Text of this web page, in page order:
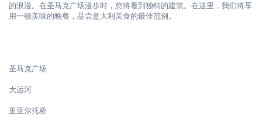
的浪漫。在圣马克广场漫步时，您将看到独特的建筑。在这里，我们将享
用一顿美味的晚餐，品尝意大利美食的最佳范例。
圣马克广场
大运河
里亚尔托桥